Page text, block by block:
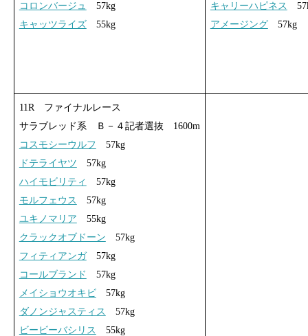
コロンバージュ
57kg
キャッツライズ55kg
キャリーハピネス
アメージング57kg
11R ファイナルレース
サラブレッド系 Ｂ－４記者選抜 1600m
コスモシーウルフ 57kg
ドテライヤツ 57kg
ハイモビリティ
57kg
モルフェウス
57kg
ユキノマリア 55kg
クラックオブドーン 57kg
フィティアンガ57kg
コールブランド
57kg
メイショウオキビ57kg
ダノンジャスティス
57kg
ビービーバシリス
55kg